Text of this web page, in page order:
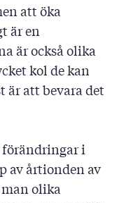
att öka
är en
är också olika
kol de kan
är att bevara det
förändringar i
av årtionden av
olika